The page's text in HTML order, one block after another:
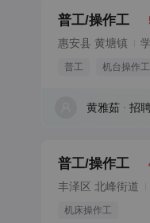
普工/操作工
惠安县 黄塘镇
普工 机台操作工
黄雅茹 招
普工/操作工
丰泽区 北峰街道
机床操作工